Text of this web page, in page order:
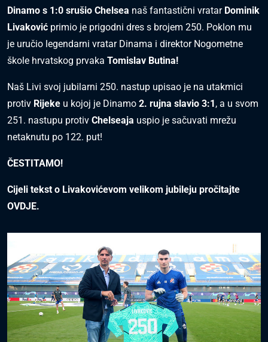
Dinamo s 1:0 srušio Chelsea naš fantastični vratar Dominik
Livaković primio je prigodni dres s brojem 250. Poklon mu
je uručio legendarni vratar Dinama i direktor Nogometne
škole hrvatskog prvaka Tomislav Butina!
Naš Livi svoj jubilarni 250. nastup upisao je na utakmici
protiv Rijeke u kojoj je Dinamo 2. rujna slavio 3:1, a u svom
251. nastupu protiv Chelseaja uspio je sačuvati mrežu
netaknutu po 122. put!
ČESTITAMO!
Cijeli tekst o Livakovićevom velikom jubileju pročitajte
OVDJE.